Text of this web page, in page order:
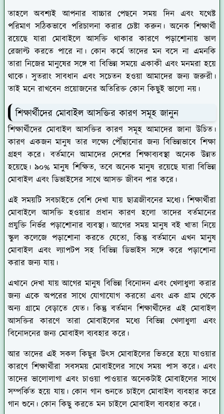
তাহলে অবশ্যই আপনার বাচ্চার পেছনে সময় দিন এবং যথেষ্ট
পরিমাণ সঠিকভাবে পরিচালনা করার চেষ্টা করুন। অনেক শিক্ষার্থী
রয়েছে যারা মোবাইলে আসক্তি থাকার কারণে পড়াশোনায় ভাল
রেজাল্ট করতে পারে না। কোন কর্মে তাদের মন বসে না এমনকি
তারা নিজের মানুষের সঙ্গে বা বিভিন্ন সময়ে একাকী এবং মনমরা হয়ে
থাকে। সুতরাং সাবধান এবং সচেতন হওয়া আমাদের জন্য জরুরী।
তাই মনে রাখবেন প্রয়োজনের অতিরিক্ত কোন কিছুই ভালো নয়।
শিক্ষার্থীদের মোবাইল আসক্তির কারণ সমূহ জানুন
শিক্ষার্থীদের মোবাইল আসক্তির কারণ সমূহ আমাদের জানা উচিত।
কারণ একজন মানুষ তার লক্ষ্যে পৌঁছানোর জন্য বিভিন্নভাবে শিক্ষা
গ্রহণ করে। বর্তমানে আমাদের দেশের শিক্ষাব্যবস্থা অনেক উন্নত
হয়েছে। ৯০% মানুষ শিক্ষিত, তবে অনেক মানুষ রয়েছে যারা বিভিন্ন
মোবাইল এবং ডিভাইসের সাথে আসক্ত জীবন পার করে।
এই সময়টি সবচাইতে বেশি দেখা যায় ছাত্রজীবনের মধ্যে। শিক্ষার্থীরা
মোবাইলে আসক্তি হওয়ার প্রধান কারণ হলো তাদের বর্তমানের
প্রযুক্তি নির্ভর পড়াশোনার ব্যবস্থা। আগের সময় মানুষ বই খাতা নিয়ে
স্কুল কলেজে পড়াশোনা করতে যেতো, কিন্তু বর্তমানে এখন মানুষ
মোবাইল এবং ল্যাপটপ সহ বিভিন্ন ডিভাইস সঙ্গে করে পড়াশোনা
করার জন্য যায়।
এখানে দেখা যায় আগের মানুষ বিভিন্ন বিনোদন এবং খেলাধুলা করার
জন্য একে অপরের সাথে যোগাযোগ করতো এবং এক গ্রাম থেকে
অন্য গ্রামে বেড়াতে যেত। কিন্তু বর্তমান শিক্ষার্থীদের এই মোবাইল
আসক্তির কারণে তারা মোবাইলের মধ্যে বিভিন্ন খেলাধুলা এবং
বিনোদনের জন্য মোবাইল ব্যবহার করে।
আর তাদের এই সকল কিছুর উৎস মোবাইলের ভিতরে হয়ে যাওয়ার
কারণে শিক্ষার্থীরা সবসময় মোবাইলের সাথে সময় পাস করে। এবং
তাদের ভালোলাগা এবং চাওয়া পাওয়ার অনেকটাই মোবাইলের সাথে
সম্পর্কিত হয়ে যায়। কোন গান শুনতে চাইলে মোবাইল ব্যবহার করে
গান শুনে। কোন কিছু করতে মন চাইলে মোবাইল ব্যবহার করে।